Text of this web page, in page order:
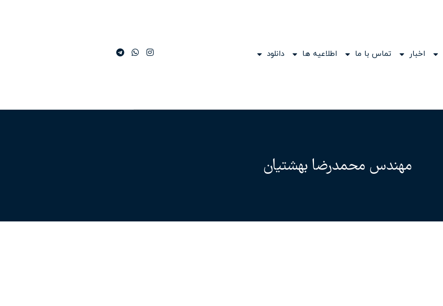
اخبار تماس با ما اطلاعیه ها دانلود
مهندس محمدرضا بهشتیان